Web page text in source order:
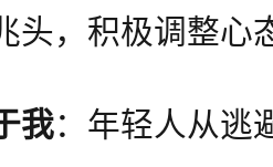
头，积极调整心
我：年轻人从逃